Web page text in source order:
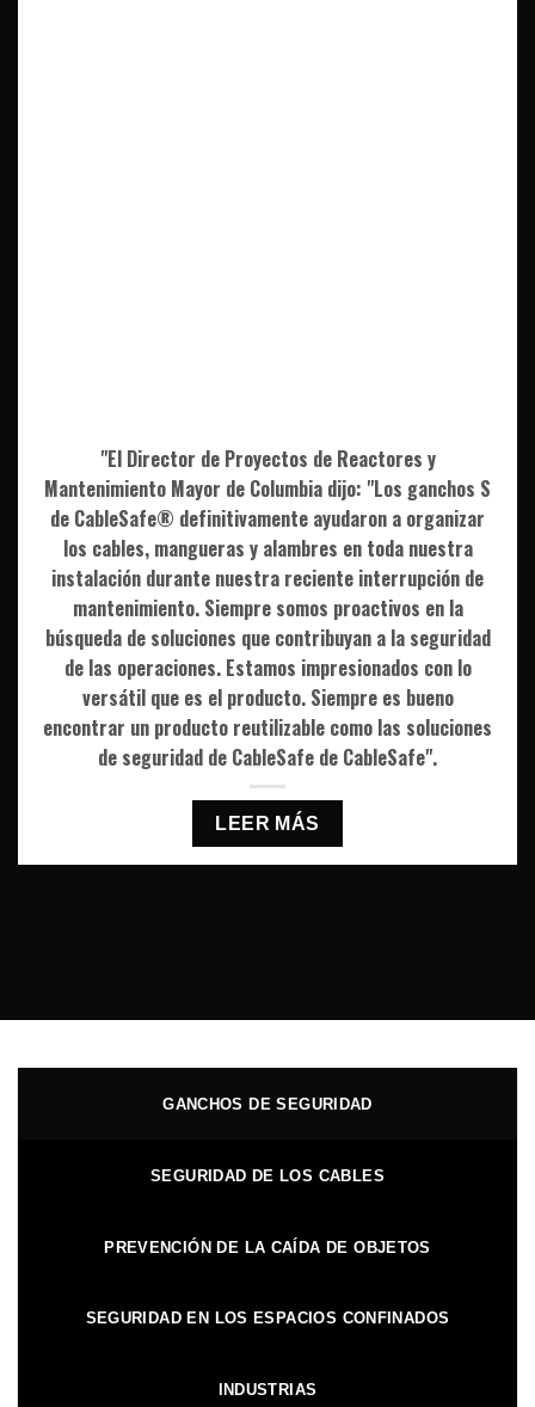
"El Director de Proyectos de Reactores y
Mantenimiento Mayor de Columbia dijo: "Los ganchos S
de CableSafe® definitivamente ayudaron a organizar
los cables, mangueras y alambres en toda nuestra
instalación durante nuestra reciente interrupción de
mantenimiento. Siempre somos proactivos en la
búsqueda de soluciones que contribuyan a la seguridad
de las operaciones. Estamos impresionados con lo
versátil que es el producto. Siempre es bueno
encontrar un producto reutilizable como las soluciones
de seguridad de CableSafe de CableSafe".
LEER MÁS
GANCHOS DE SEGURIDAD
SEGURIDAD DE LOS CABLES
PREVENCIÓN DE LA CAÍDA DE OBJETOS
SEGURIDAD EN LOS ESPACIOS CONFINADOS
INDUSTRIAS